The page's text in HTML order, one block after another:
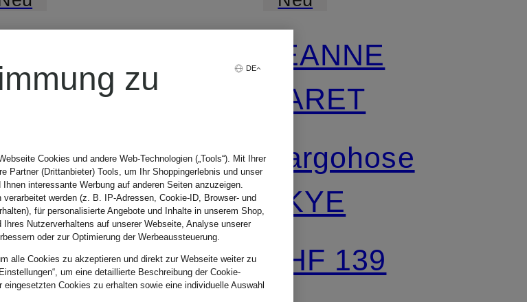
60
JEANNE
BARET
Cargohose
SKYE
CHF 139
DE
zu
Cookies und andere Web-Technologien („Tools“). Mit Ihrer
Partner (Drittanbieter) Tools, um Ihr Shoppingerlebnis und unser
interessante Werbung auf anderen Seiten anzuzeigen.
verarbeitet werden (z. B. IP-Adressen, Cookie-ID, Browser- und
für personalisierte Angebote und Inhalte in unserem Shop,
Ihres Nutzerverhaltens auf unserer Webseite, Analyse unserer
oder zur Optimierung der Werbeaussteuerung.
alle Cookies zu akzeptieren und direkt zur Webseite weiter zu
um eine detaillierte Beschreibung der Cookie-
eingesetzten Cookies zu erhalten sowie eine individuelle Auswahl